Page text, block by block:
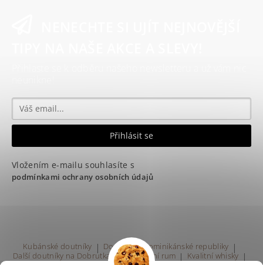
Vložením e-mailu souhlasíte s
podmínkami ochrany osobních údajů
Kubánské doutníky | Doutníky z Dominikánské republiky |
Další doutníky na Dobrutka.eu | Kvalitní rum | Kvalitní whisky |